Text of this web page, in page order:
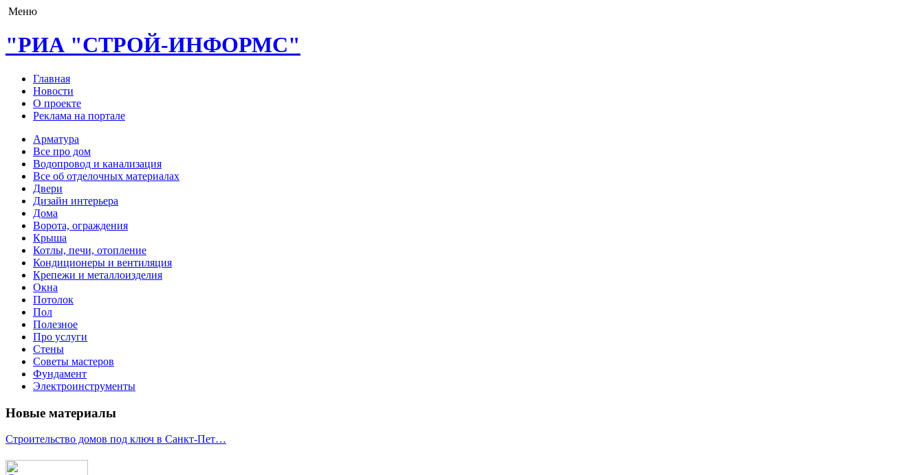
Меню
"РИА "СТРОЙ-ИНФОРМС"
Главная
Новости
О проекте
Реклама на портале
Арматура
Все про дом
Водопровод и канализация
Все об отделочных материалах
Двери
Дизайн интерьера
Дома
Ворота, ограждения
Крыша
Котлы, печи, отопление
Кондиционеры и вентиляция
Крепежи и металлоизделия
Окна
Потолок
Пол
Полезное
Про услуги
Стены
Советы мастеров
Фундамент
Электроинструменты
Новые материалы
Строительство домов под ключ в Санкт-Пет…